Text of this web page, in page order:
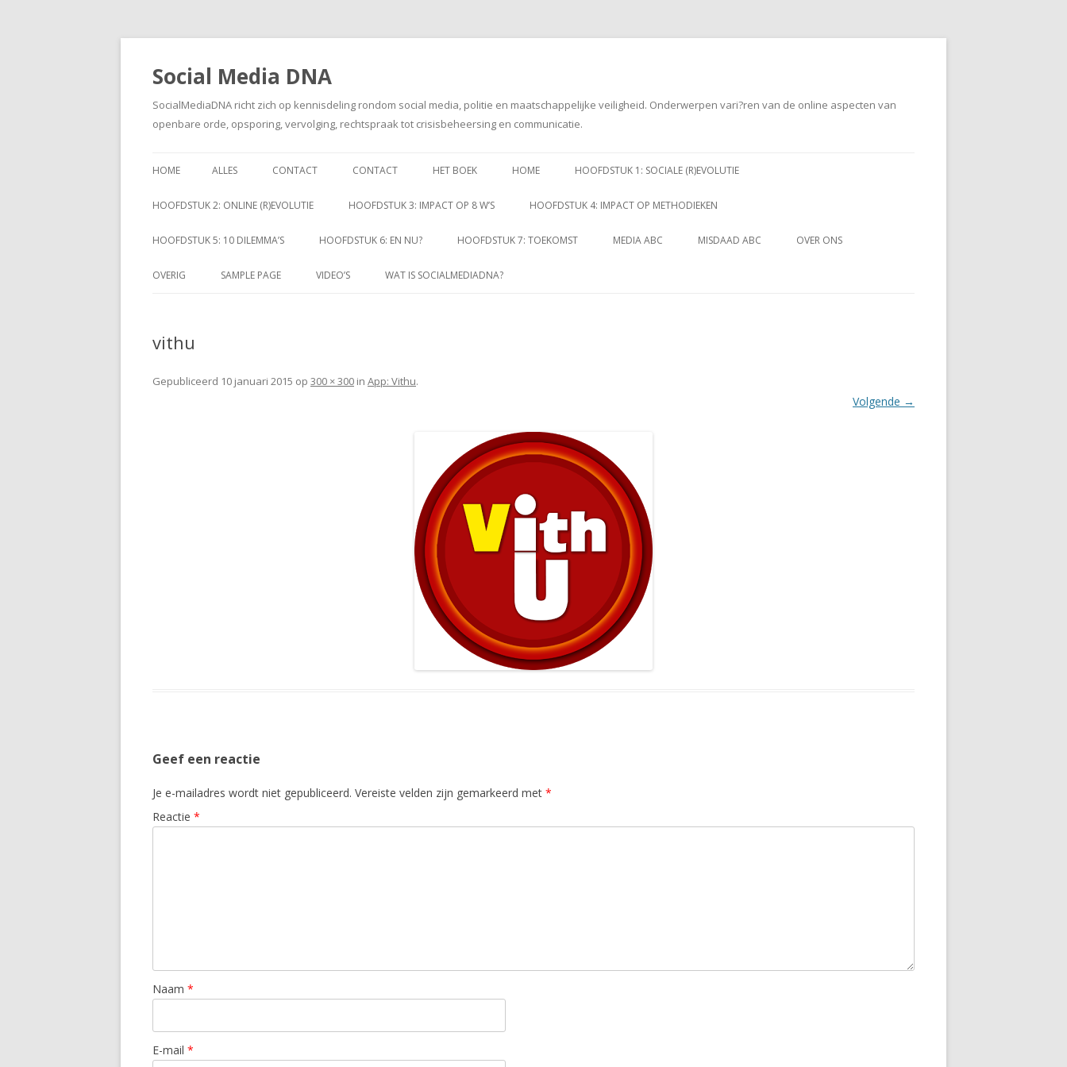
Social Media DNA
SocialMediaDNA richt zich op kennisdeling rondom social media, politie en maatschappelijke veiligheid. Onderwerpen vari?ren van de online aspecten van
openbare orde, opsporing, vervolging, rechtspraak tot crisisbeheersing en communicatie.
naar
HOME ALLES CONTACT CONTACT HET BOEK HOME HOOFDSTUK 1: SOCIALE (R)EVOLUTIE
HOOFDSTUK 2: ONLINE (R)EVOLUTIE HOOFDSTUK 3: IMPACT OP 8 W’S HOOFDSTUK 4: IMPACT OP METHODIEKEN
HOOFDSTUK 5: 10 DILEMMA’S HOOFDSTUK 6: EN NU? HOOFDSTUK 7: TOEKOMST MEDIA ABC MISDAAD ABC OVER ONS
OVERIG SAMPLE PAGE VIDEO’S WAT IS SOCIALMEDIADNA?
vithu
Gepubliceerd 10 januari 2015 op 300 × 300 in App: Vithu.
Volgende →
Geef een reactie
Je e-mailadres wordt niet gepubliceerd. Vereiste velden zijn gemarkeerd met *
Reactie *
Naam *
E-mail *